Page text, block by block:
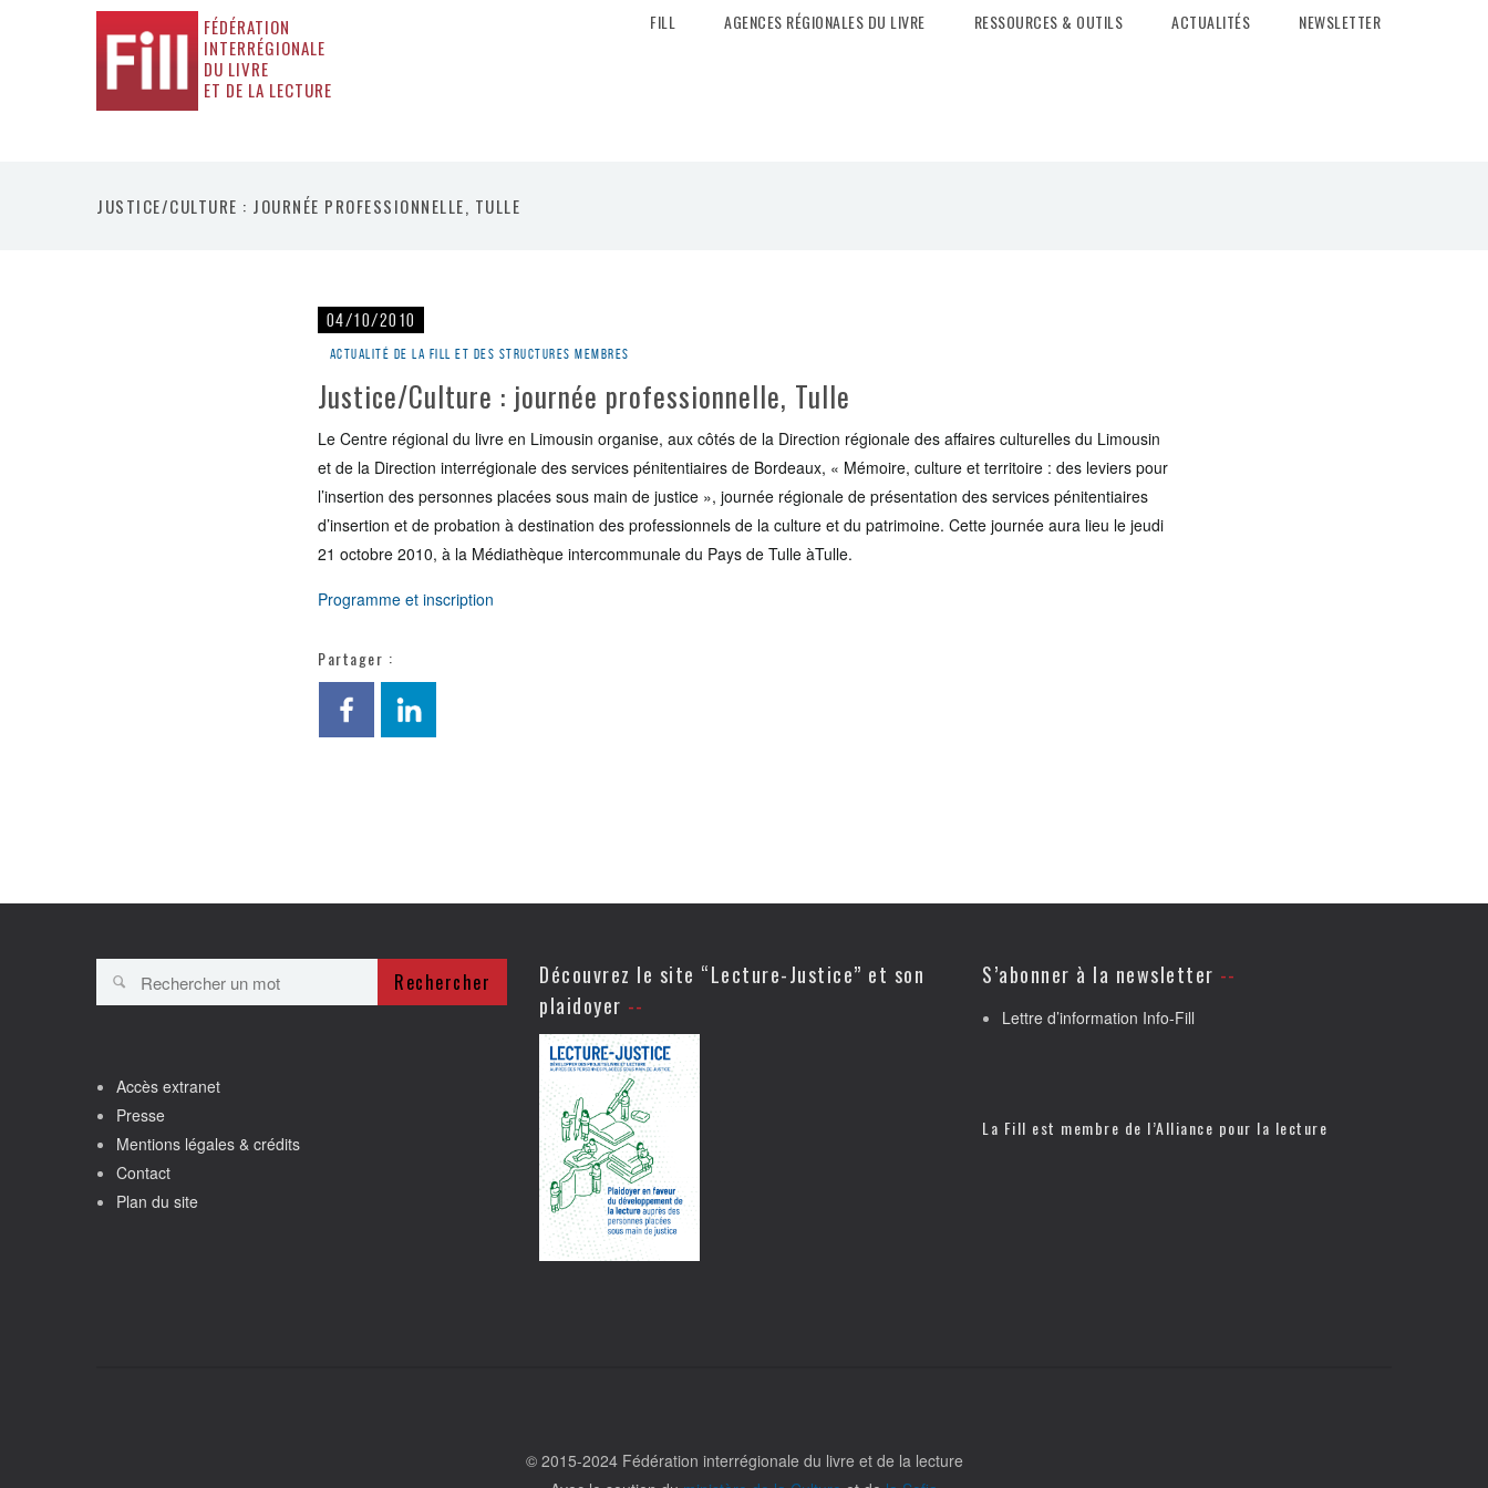
FÉDÉRATION
INTERRÉGIONALE
DU LIVRE
ET DE LA LECTURE
FILL AGENCES RÉGIONALES DU LIVRE RESSOURCES & OUTILS ACTUALITÉS NEWSLETTER
JUSTICE/CULTURE : JOURNÉE PROFESSIONNELLE, TULLE
04/10/2010
Actualité de la Fill et des structures membres
Justice/Culture : journée professionnelle, Tulle
Le Centre régional du livre en Limousin organise, aux côtés de la Direction régionale des affaires culturelles du Limousin
et de la Direction interrégionale des services pénitentiaires de Bordeaux, « Mémoire, culture et territoire : des leviers pour
l’insertion des personnes placées sous main de justice », journée régionale de présentation des services pénitentiaires
d’insertion et de probation à destination des professionnels de la culture et du patrimoine. Cette journée aura lieu le jeudi
21 octobre 2010, à la Médiathèque intercommunale du Pays de Tulle àTulle.
Programme et inscription
Partager :
Rechercher
Accès extranet
Presse
Mentions légales & crédits
Contact
Plan du site
Découvrez le site “Lecture-Justice” et son
plaidoyer
S’abonner à la newsletter
Lettre d’information Info-Fill
La Fill est membre de l’Alliance pour la lecture
© 2015-2024 Fédération interrégionale du livre et de la lecture